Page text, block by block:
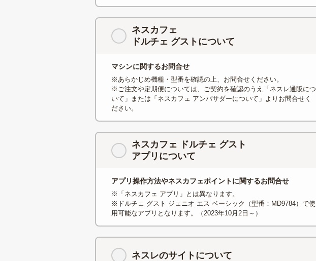
ネスカフェ
ドルチェ グストについて
マシンに関するお問合せ
※あらかじめ機種・型番を確認の上、お問合せください。
※ご注文や定期便については、ご契約を確認のうえ「ネスレ通販につ
いて」または「ネスカフェ アンバサダーについて」よりお問合せく
ださい。
ネスカフェ ドルチェ グスト
アプリについて
アプリ操作方法やネスカフェポイントに関するお問合せ
※「ネスカフェ アプリ」とは異なります。
※ドルチェ グスト ジェニオ エス ベーシック（型番：MD9784）で使
用可能なアプリとなります。（2023年10月2日～）
ネスレのサイトについて